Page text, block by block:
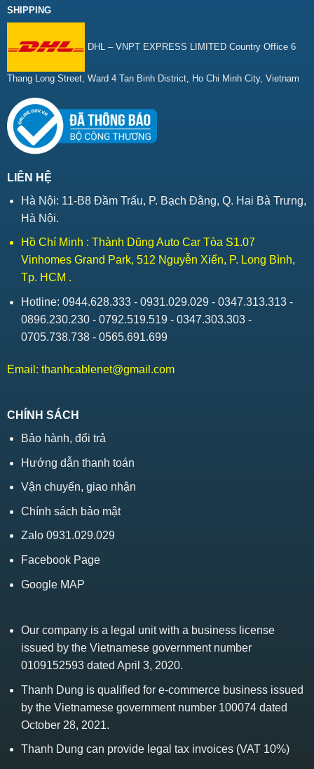
SHIPPING
DHL – VNPT EXPRESS LIMITED Country Office 6
Thang Long Street, Ward 4 Tan Binh District, Ho Chi Minh City, Vietnam
LIÊN HỆ
Hà Nội: 11-B8 Đầm Trấu, P. Bạch Đằng, Q. Hai Bà Trưng,
Hà Nội.
Hồ Chí Minh : Thành Dũng Auto Car Tòa S1.07
Vinhomes Grand Park, 512 Nguyễn Xiển, P. Long Bình,
Tp. HCM .
Hotline: 0944.628.333 - 0931.029.029 - 0347.313.313 -
0896.230.230 - 0792.519.519 - 0347.303.303 -
0705.738.738 - 0565.691.699
Email: thanhcablenet@gmail.com
CHÍNH SÁCH
Bảo hành, đổi trả
Hướng dẫn thanh toán
Vận chuyển, giao nhận
Chính sách bảo mật
Zalo 0931.029.029
Facebook Page
Google MAP
Our company is a legal unit with a business license
issued by the Vietnamese government number
0109152593 dated April 3, 2020.
Thanh Dung is qualified for e-commerce business issued
by the Vietnamese government number 100074 dated
October 28, 2021.
Thanh Dung can provide legal tax invoices (VAT 10%)